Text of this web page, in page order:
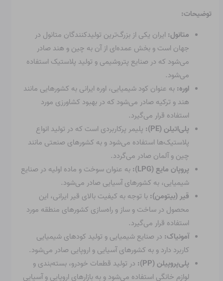
توضیحات:
متانول: ایران یکی از بزرگ‌ترین تولیدکنندگان متانول در
جهان است و بخش عمده‌ای از آن به چین و هند صادر
می‌شود که در صنایع پتروشیمی و تولید پلاستیک استفاده
می‌شود.
اوره: به عنوان کود شیمیایی، اوره ایرانی به کشورهایی مانند
هند و ترکیه صادر می‌شود که در بهبود کشاورزی مورد
استفاده قرار می‌گیرد.
پلی‌اتیلن (PE):
پلیمر پرکاربردی است که در تولید انواع
پلاستیک‌ها استفاده می‌شود و به کشورهای صنعتی مانند
چین و آلمان صادر می‌گردد.
پروپان مایع (LPG):
به عنوان سوخت و ماده اولیه در صنایع
شیمیایی، به کشورهای آسیایی صادر می‌شود.
قیر (بیتومن): با توجه به کیفیت بالای قیر ایرانی، این
محصول در ساخت و ساز و راه‌سازی کشورهای منطقه مورد
استفاده قرار می‌گیرد.
آمونیاک: در صنایع شیمیایی و تولید کودهای شیمیایی
کاربرد دارد و به کشورهای آسیایی و اروپایی صادر می‌شود.
پلی‌پروپیلن (PP):
در تولید قطعات خودرو، بسته‌بندی و
لوازم خانگی استفاده می‌شود و به بازارهای اروپایی و آسیایی